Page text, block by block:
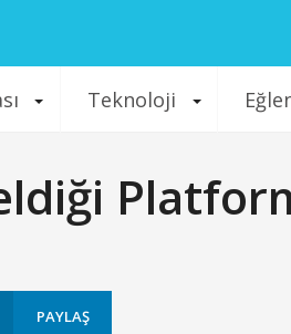
Teknoloji
PAYLAŞ